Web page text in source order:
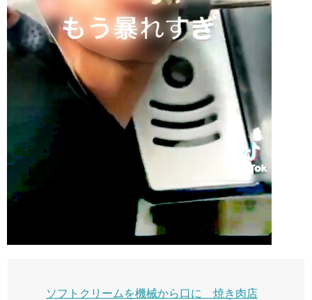
ソフトクリームを機械から口に 焼き肉店